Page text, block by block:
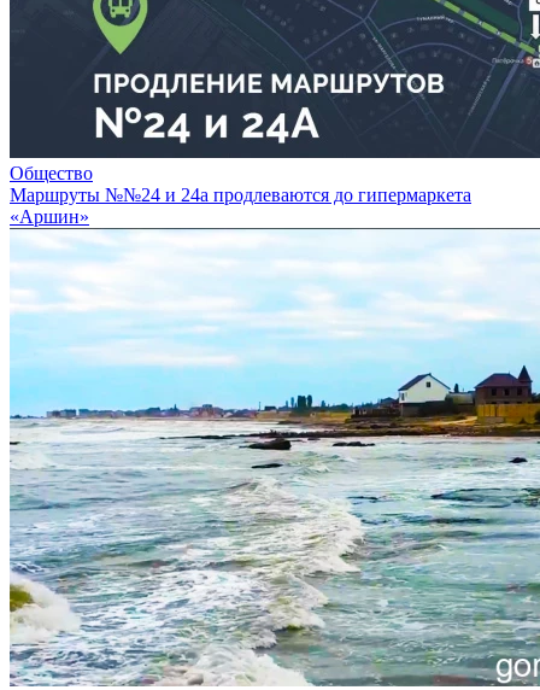
Общество
Маршруты №№24 и 24а продлеваются до гипермаркета
«Аршин»